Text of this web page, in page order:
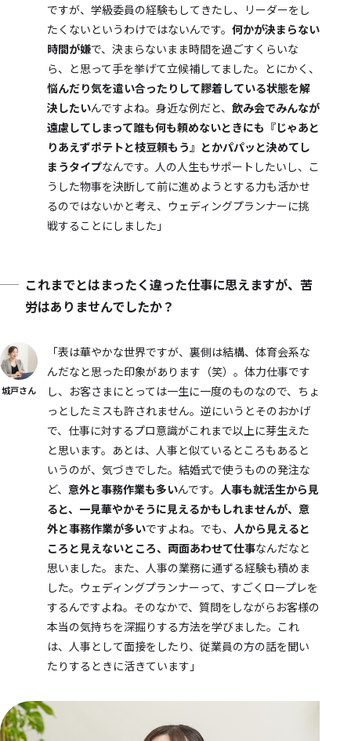
ですが、学級委員の経験もしてきたし、リーダーをし
たくないというわけではないんです。 何かが決まらない
時間が嫌で、決まらないまま時間を過ごすくらいな
ら、と思って手を挙げて立候補してました。とにかく、
悩んだり気を遣い合ったりして膠着している状態を解
決したいんですよね。身近な例だと、 飲み会でみんなが
遠慮してしまって誰も何も頼めないときにも『じゃあと
りあえずポテトと枝豆頼もう』とかパパッと決めてし
まうタイプなんです。人の人生もサポートしたいし、こ
うした物事を決断して前に進めようとする力も活かせ
るのではないかと考え、ウェディングプランナーに挑
戦することにしました」
これまでとはまったく違った仕事に思えますが、苦
労はありませんでしたか？
城戸さん
「表は華やかな世界ですが、裏側は結構、体育会系な
んだなと思った印象があります（笑）。体力仕事です
し、お客さまにとっては一生に一度のものなので、ちょ
っとしたミスも許されません。逆にいうとそのおかげ
で、仕事に対するプロ意識がこれまで以上に芽生えた
と思います。あとは、人事と似ているところもあると
いうのが、気づきでした。結婚式で使うものの発注な
ど、 意外と事務作業も多いんです。 人事も就活生から見
ると、一見華やかそうに見えるかもしれませんが、意
外と事務作業が多いですよね。でも、 人から見えると
ころと見えないところ、両面あわせて仕事なんだなと
思いました。また、人事の業務に通ずる経験も積めま
した。ウェディングプランナーって、すごくロープレを
するんですよね。そのなかで、質問をしながらお客様の
本当の気持ちを深掘りする方法を学びました。これ
は、人事として面接をしたり、従業員の方の話を聞い
たりするときに活きています」